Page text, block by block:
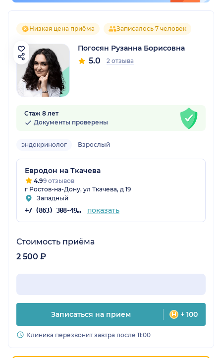
Низкая цена приёма Записалось 7 человек
Погосян Рузанна Борисовна
5.0 2 отзыва
Стаж 8 лет
Документы проверены
эндокринолог Взрослый
Евродон на Ткачева
4.99 отзывов
г Ростов-на-Дону, ул Ткачева, д 19
Западный
+7 (863) 308-49-27 показать
Стоимость приёма
2 500 ₽
Записаться на прием + 100
Клиника перезвонит завтра после 11:00